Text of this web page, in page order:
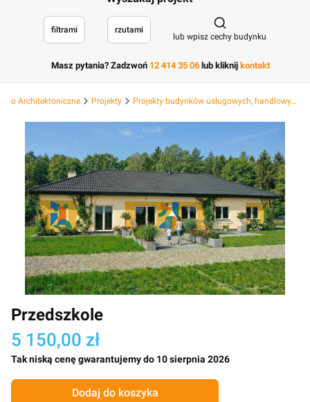
filtrami rzutami
Otwórz
lub wpisz cechy budynku
Masz pytania? Zadzwoń 12 414 35 06 lub kliknij kontakt
Architektoniczne Projekty Projekty budynków usługowych, handlowych hotelowych, deweloperskich i hal
Przedszkole
5 150,00 zł
Tak niską cenę gwarantujemy do 10 sierpnia 2026
Dodaj do koszyka